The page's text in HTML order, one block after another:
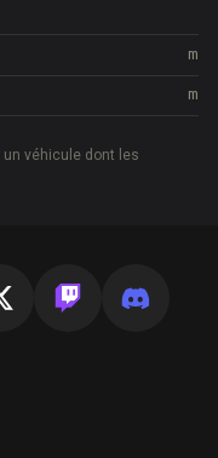
m
m
véhicule dont les